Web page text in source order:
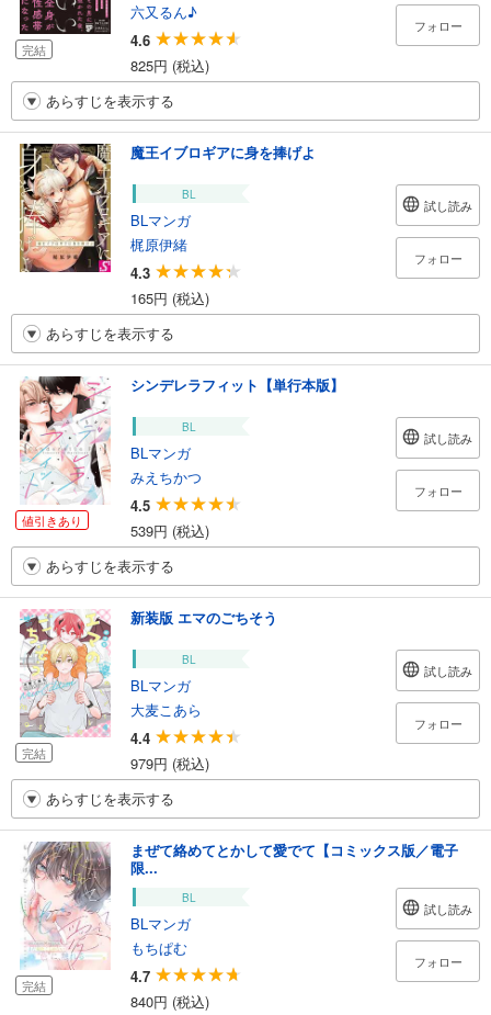
完結
六又るん♪
4.6
825円 (税込)
フォロー
あらすじを表示する
魔王イブロギアに身を捧げよ
BL
BLマンガ
梶原伊緒
4.3
165円 (税込)
試し読み
フォロー
あらすじを表示する
値引きあり
シンデレラフィット【単行本版】
BL
BLマンガ
みえちかつ
4.5
539円 (税込)
試し読み
フォロー
あらすじを表示する
完結
新装版 エマのごちそう
BL
BLマンガ
大麦こあら
4.4
979円 (税込)
試し読み
フォロー
あらすじを表示する
完結
まぜて絡めてとかして愛でて【コミックス版／電子
限...
BL
BLマンガ
もちぱむ
4.7
840円 (税込)
試し読み
フォロー